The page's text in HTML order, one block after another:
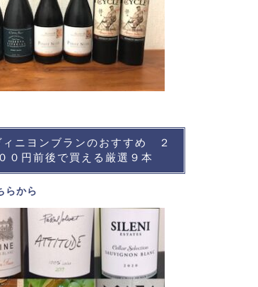
ィニヨンブランのおすすめ ２
０円前後で買える厳選９本
らから